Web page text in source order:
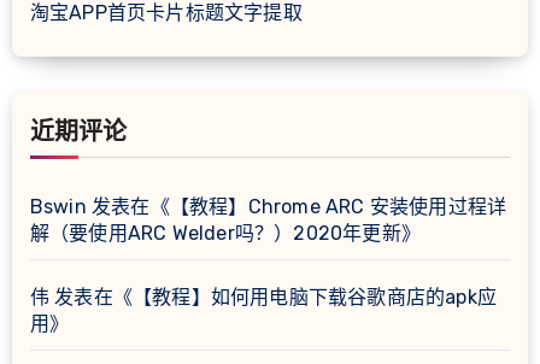
淘宝APP首页卡片标题文字提取
近期评论
Bswin 发表在《 【教程】Chrome ARC 安装使用过程详
解（要使用ARC Welder吗？）2020年更新》
伟 发表在《 【教程】如何用电脑下载谷歌商店的apk应
用 》